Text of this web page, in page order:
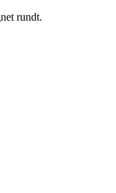
rundt.